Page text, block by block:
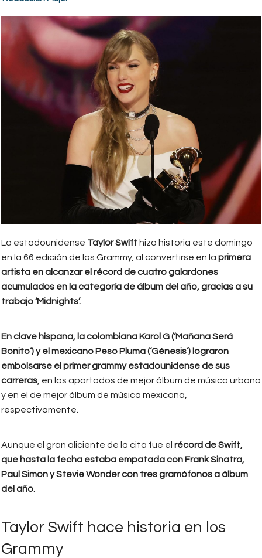
La estadounidense Taylor Swift hizo historia este domingo
en la 66 edición de los Grammy, al convertirse en la primera
artista en alcanzar el récord de cuatro galardones
acumulados en la categoría de álbum del año, gracias a su
trabajo ‘Midnights’.
En clave hispana, la colombiana Karol G (‘Mañana Será
Bonito’) y el mexicano Peso Pluma (‘Génesis’) lograron
embolsarse el primer grammy estadounidense de sus
carreras , en los apartados de mejor álbum de música urbana
y en el de mejor álbum de música mexicana,
respectivamente.
Aunque el gran aliciente de la cita fue el récord de Swift,
que hasta la fecha estaba empatada con Frank Sinatra,
Paul Simon y Stevie Wonder con tres gramófonos a álbum
del año.
Taylor Swift hace historia en los
Grammy